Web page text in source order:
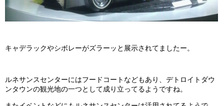
キャデラックやシボレーがズラーッと展示されてましたー。
ルネサンスセンターにはフードコートなどもあり、デトロイトダウ
ンタウンの観光地の一つとして成り立ってるようですね。